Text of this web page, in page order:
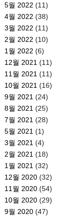
5월 2022 (11)
4월 2022 (38)
3월 2022 (11)
2월 2022 (10)
1월 2022 (6)
12월 2021 (11)
11월 2021 (11)
10월 2021 (16)
9월 2021 (24)
8월 2021 (25)
7월 2021 (28)
5월 2021 (1)
3월 2021 (4)
2월 2021 (18)
1월 2021 (32)
12월 2020(32)
11월 2020(54)
10월 2020(29)
9월 2020(47)